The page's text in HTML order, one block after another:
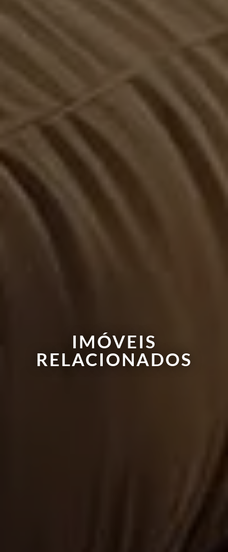
IMÓVEIS
RELACIONADOS